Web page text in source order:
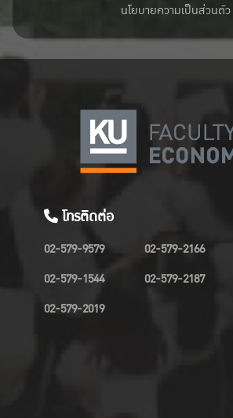
นโยบายความเป็นส่วนตัว
โทรติดต่อ
02-579-9579
02-579-1544
02-579-2019
02-579-2166
02-579-2187